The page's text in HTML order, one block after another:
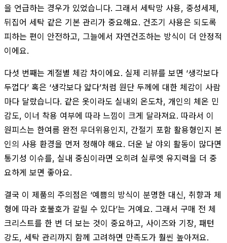
을 언급하는 경우가 있었습니다. 그래서 세탁망 사용, 중성세제,
뒤집어 세탁 같은 기본 관리가 중요해요. 건조기 사용은 되도록
피하는 편이 안전하고, 그늘에서 자연건조하는 방식이 더 안정적
이에요.
다섯 번째는 계절별 체감 차이에요. 실제 리뷰를 보면 ‘생각보다
두껍다’ 혹은 ‘생각보다 얇다’처럼 원단 두께에 대한 체감이 사람
마다 달랐습니다. 같은 옷이라도 실내외 온도차, 개인의 체온 민
감도, 이너 착용 여부에 따라 느낌이 크게 달라져요. 따라서 이
원피스는 한여름 완전 무더위용인지, 간절기 포함 활용형인지 본
인의 사용 환경을 먼저 정해야 해요. 더운 날 야외 활동이 많다면
통기성 이슈를, 실내 중심이라면 오히려 실루엣 유지력을 더 중
요하게 보면 좋아요.
결국 이 제품의 주의점은 ‘예쁨의 방식이 분명한 대신, 취향과 체
형에 따라 호불호가 갈릴 수 있다’는 거예요. 그래서 구매 전 체
크리스트를 한 번 더 보는 것이 중요하고, 사이즈와 기장, 패턴
강도, 세탁 관리까지 함께 고려하면 만족도가 훨씬 높아져요.